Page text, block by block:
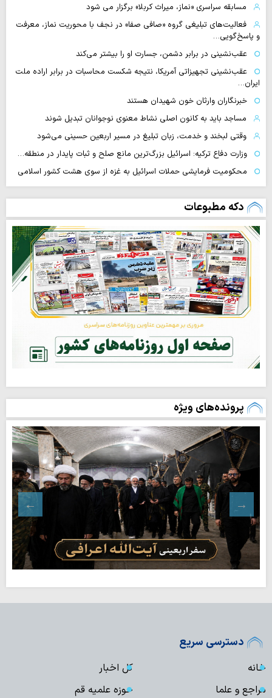
مسابقه سراسری «نماز، میراث کربلا» برگزار می شود
فعالیت‌های تبلیغی گروه «صافی صفا» در نجف با محوریت نماز، معرفت
و پاسخ‌گویی…
عقب‌نشینی در برابر دشمن، جسارت او را بیشتر می‌کند
عقب‌نشینی تجهیزاتی آمریکا، نتیجه شکست محاسبات در برابر اراده ملت
ایران…
خبرنگاران وارثان خون شهیدان هستند
مساجد باید به کانون اصلی نشاط معنوی نوجوانان تبدیل شوند
وقتی لبخند و خدمت، زبان تبلیغ در مسیر اربعین حسینی می‌شود
وزارت دفاع ترکیه: اسرائیل بزرگ‌ترین مانع صلح و ثبات پایدار در منطقه…
محکومیت فرمایشی حملات اسرائیل به غزه از سوی هشت کشور اسلامی
دکه مطبوعات
پرونده‌های ویژه
دسترسی سریع
خانه
کل اخبار
مراجع و علما
حوزه علمیه قم